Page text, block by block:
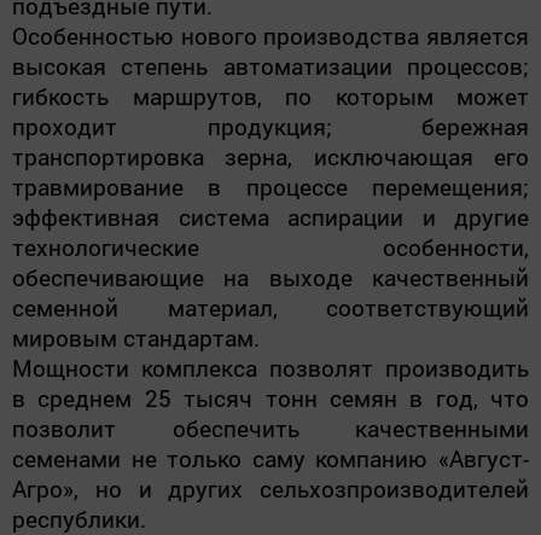
Особенностью нового производства является
высокая степень автоматизации процессов;
гибкость маршрутов, по которым может
проходит продукция; бережная
транспортировка зерна, исключающая его
травмирование в процессе перемещения;
эффективная система аспирации и другие
технологические особенности,
обеспечивающие на выходе качественный
семенной материал, соответствующий
мировым стандартам.
Мощности комплекса позволят производить
в среднем 25 тысяч тонн семян в год, что
позволит обеспечить качественными
семенами не только саму компанию «Август-
Агро», но и других сельхозпроизводителей
республики.